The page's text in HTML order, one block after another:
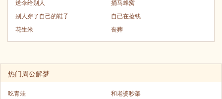
送伞给别人
捅马蜂窝
别人穿了自己的鞋子
自已在捡钱
花生米
丧葬
热门周公解梦
吃青蛙
和老婆吵架